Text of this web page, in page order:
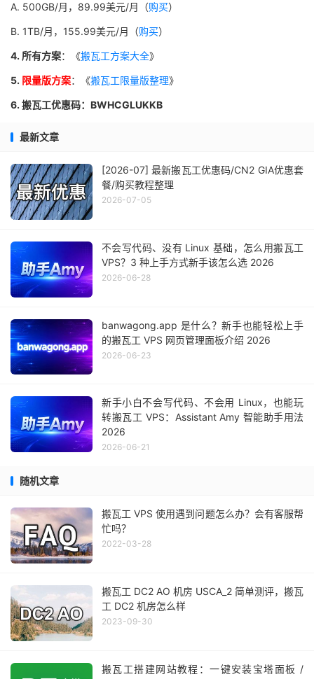
A. 500GB/月，89.99美元/月（购买）
B. 1TB/月，155.99美元/月（购买）
4. 所有方案：《搬瓦工方案大全》
5. 限量版方案：《搬瓦工限量版整理》
6. 搬瓦工优惠码：BWHCGLUKKB
最新文章
[2026-07] 最新搬瓦工优惠码/CN2 GIA优惠套
餐/购买教程整理
2026-07-05
不会写代码、没有 Linux 基础，怎么用搬瓦工
VPS？3 种上手方式新手该怎么选 2026
2026-06-28
banwagong.app 是什么？新手也能轻松上手
的搬瓦工 VPS 网页管理面板介绍 2026
2026-06-23
新手小白不会写代码、不会用 Linux，也能玩
转搬瓦工 VPS：Assistant Amy 智能助手用法
2026
2026-06-21
随机文章
搬瓦工 VPS 使用遇到问题怎么办？会有客服帮
忙吗？
2022-03-28
搬瓦工 DC2 AO 机房 USCA_2 简单测评，搬瓦
工 DC2 机房怎么样
2023-09-30
搬瓦工搭建网站教程：一键安装宝塔面板 /